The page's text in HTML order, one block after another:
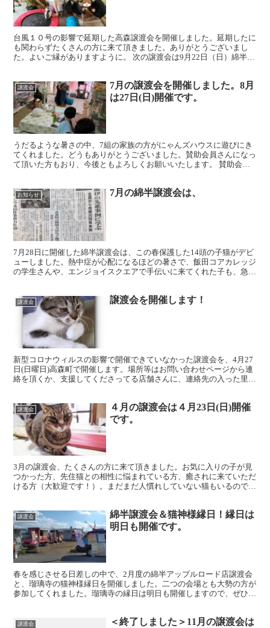
台風１０号の影響で延期した高森譲渡会を開催しました。延期したに
も関わらずたくさんの方に来て頂きました。ありがとうございまし
た。よいご縁がありますように。 次の譲渡会は9月22日（日）綿半ホ
譲渡会
7月の譲渡会を開催しました。8月
は27日(日)開催です。
うだるような暑さの中、7組の家族の方がにゃんズハウスに遊びにき
てくれました。どうもありがとうございました。賛助会員さんになっ
て頂いた方もおり、今後ともよろしくお願いいたします。 賛助会員
お知らせ 7月の綿半譲渡会は、
7月28日に開催した綿半譲渡会は、この春保護した14頭の子猫がデビ
ューしました。熱中症が心配になるほどの暑さで、飯田コアカレッジ
の学生さんや、エンジョイスクエアで手伝いに来てくれた子も、急遽
譲渡会 譲渡会を開催します！
新型コロナウィルスの影響で開催できていなかった譲渡会を、4月27
日(日曜日)高森町で開催します。場所等はお問い合わせページから連
絡を頂くか、支援してくださってる店舗さんに、連絡先の入った里親
譲渡会
４月の譲渡会は４月23日(日)開催
です。
3月の譲渡会、たくさんの方に来て頂きました。お気に入りの子が見
つかった方、先住猫との相性に悩まれている方、癒されに来ていただ
ける方（大歓迎です！）。まだまだ人慣れしていない猫もいるので、
譲渡会
綿半譲渡会＆猫神様縁日！縁日は
明日も開催です。
春を感じさせる日差しの中で、2月度の綿半アップルロード店譲渡会
と、瑠璃寺の猫神様縁日を開催しました。二つの会場とも大勢の方が
参加してくれました。瑠璃寺の縁日は明日も開催しますので、ぜひお
譲渡会
＜終了しました＞11月の譲渡会は